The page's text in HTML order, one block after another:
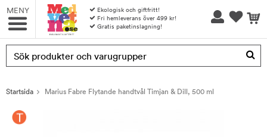
MENY
Ekologisk och giftfritt!
Fri hemleverans över 499 kr!
Gratis paketinslagning!
Produkten har blivit tillagd i varukorgen
Startsida Marius Fabre Flytande handtvål Timjan & Dill, 500 ml